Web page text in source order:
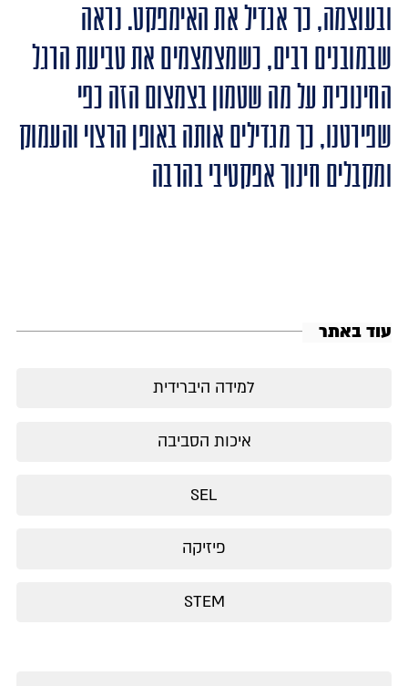
ובעוצמה, כך אגדיל את האימפקט. נראה
שבמובנים רבים, כשמצמצמים את טביעת הרגל
החינוכית על מה שטמון בצמצום הזה כפי
שפירטנו, כך מגדילים אותה באופן הרצוי והעמוק
ומקבלים חינוך אפקטיבי בהרבה
עוד באתר
למידה היברידית
איכות הסביבה
SEL
פיזיקה
STEM